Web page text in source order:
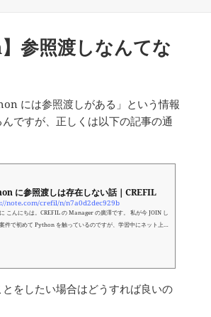
参照渡しなんてな
には参照渡しがある」という情報
ですが、正しくは以下の記事の通
に参照渡しは存在しない話｜CREFIL
note.com/crefil/n/n7a0d2dec929b
今 JOIN し
件で初めて Python を触っているのですが、学習中にネット上
いう主張かと言えば、以下のように主張しているのです。 関数
渡すのがイミュータブルな型（i...
をしたい場合はどうすれば良いの